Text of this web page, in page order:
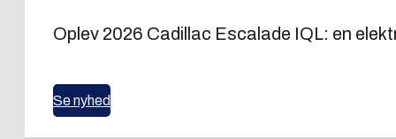
Oplev 2026 Cadillac Escalade IQL: en
Se nyhed